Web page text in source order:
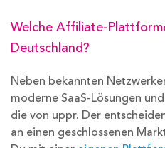
Welche Affiliate-
Deutschland?
Neben bekannten
moderne SaaS-Lösungen
die von uppr. Der
an einen geschlossenen